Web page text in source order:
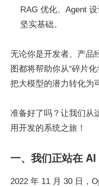
RAG 优化、Agent
坚实基础。
无论你是开发者、产品
图都将帮助你从“碎片
把大模型的潜力转化为
准备好了吗？让我们从
用开发的系统之旅！
一、我们正站在
2022 年 11 月 30 日，